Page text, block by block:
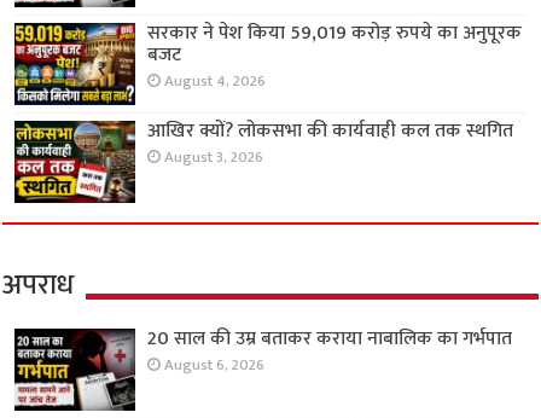
सरकार ने पेश किया 59,019 करोड़ रुपये का अनुपूरक
बजट
August 4, 2026
आखिर क्यों? लोकसभा की कार्यवाही कल तक स्थगित
August 3, 2026
अपराध
20 साल की उम्र बताकर कराया नाबालिक का गर्भपात
August 6, 2026